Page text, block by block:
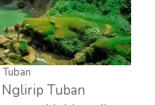
Tuban